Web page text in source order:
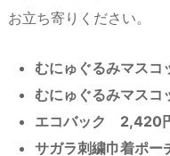
お立ち寄りください。
むにゅぐるみマス
むにゅぐるみマス
エコバック 2,420
サガラ刺繍巾着ポ